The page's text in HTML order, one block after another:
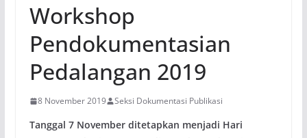
Workshop
Pendokumentasian
Pedalangan 2019
8 November 2019 Seksi Dokumentasi Publikasi
Tanggal 7 November ditetapkan menjadi Hari